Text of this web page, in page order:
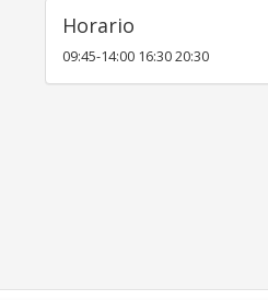
Horario
09:45-14:00 16:30 20:30